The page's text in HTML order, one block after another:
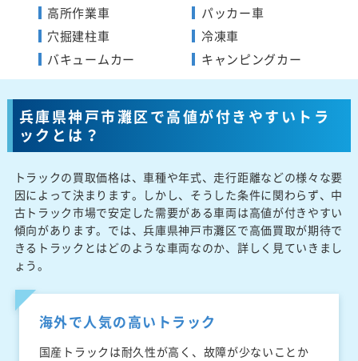
高所作業車
穴掘建柱車
バキュームカー
パッカー車
冷凍車
キャンピングカー
兵庫県神戸市灘区で高値が付きやすいトラ
ックとは？
トラックの買取価格は、車種や年式、走行距離などの様々な要
因によって決まります。しかし、そうした条件に関わらず、中
古トラック市場で安定した需要がある車両は高値が付きやすい
傾向があります。では、兵庫県神戸市灘区で高価買取が期待で
きるトラックとはどのような車両なのか、詳しく見ていきまし
ょう。
海外で人気の高いトラック
国産トラックは耐久性が高く、故障が少ないことか